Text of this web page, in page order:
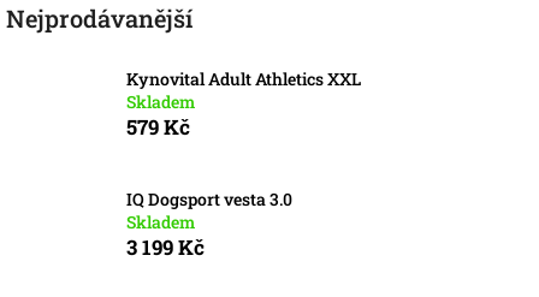
Nejprodávanější
Kynovital Adult Athletics XXL
Skladem
579 Kč
IQ Dogsport vesta 3.0
Skladem
3 199 Kč